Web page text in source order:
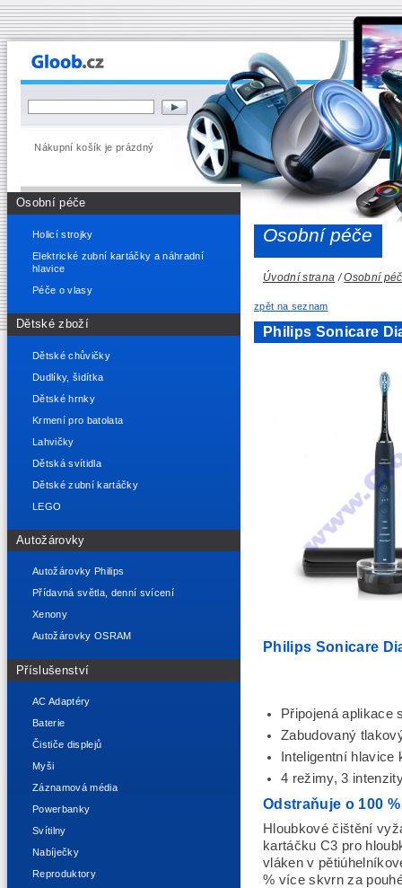
Nákupní košík je prázdný
Osobní péče
Holicí strojky
Elektrické zubní kartáčky a náhradní
hlavice
Péče o vlasy
Dětské zboží
Dětské chůvičky
Dudlíky, šidítka
Dětské hrnky
Krmení pro batolata
Lahvičky
Dětská svítidla
Dětské zubní kartáčky
LEGO
Autožárovky
Autožárovky Philips
Přídavná světla, denní svícení
Xenony
Autožárovky OSRAM
Příslušenství
AC Adaptéry
Baterie
Čističe displejů
Myši
Záznamová média
Powerbanky
Svítilny
Nabíječky
Reproduktory
Osobní péče
Úvodní strana /Osobní
zpět na seznam
Philips Sonicare
Philips Sonicare
Připojená aplikace
Zabudovaný
Inteligentní hlavice
4 režimy, 3
Odstraňuje o 100
Hloubkové čištění
kartáčku C3 pro
vláken v
% více skvrn za